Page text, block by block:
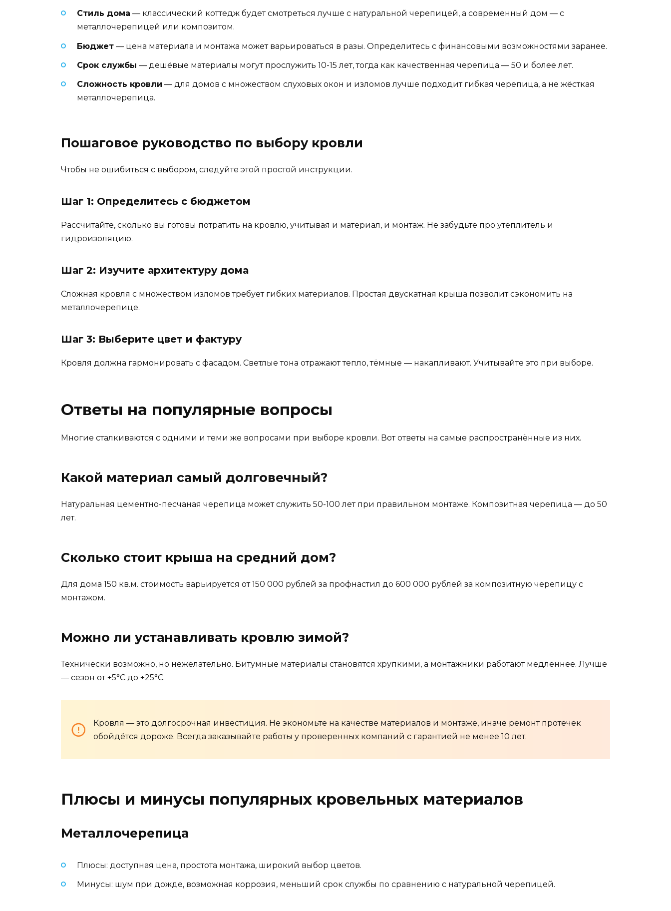
Стиль дома — классический коттедж будет смотреться лучше с натуральной черепицей, а современный дом — с
металлочерепицей или композитом.
Бюджет — цена материала и монтажа может варьироваться в разы. Определитесь с финансовыми возможностями заранее.
Срок службы — дешёвые материалы могут прослужить 10-15 лет, тогда как качественная черепица — 50 и более лет.
Сложность кровли — для домов с множеством слуховых окон и изломов лучше подходит гибкая черепица, а не жёсткая
металлочерепица.
Пошаговое руководство по выбору кровли
Чтобы не ошибиться с выбором, следуйте этой простой инструкции.
Шаг 1: Определитесь с бюджетом
Рассчитайте, сколько вы готовы потратить на кровлю, учитывая и материал, и монтаж. Не забудьте про утеплитель и
гидроизоляцию.
Шаг 2: Изучите архитектуру дома
Сложная кровля с множеством изломов требует гибких материалов. Простая двускатная крыша позволит сэкономить на
металлочерепице.
Шаг 3: Выберите цвет и фактуру
Кровля должна гармонировать с фасадом. Светлые тона отражают тепло, тёмные — накапливают. Учитывайте это при выборе.
Ответы на популярные вопросы
Многие сталкиваются с одними и теми же вопросами при выборе кровли. Вот ответы на самые распространённые из них.
Какой материал самый долговечный?
Натуральная цементно-песчаная черепица может служить 50-100 лет при правильном монтаже. Композитная черепица — до 50
лет.
Сколько стоит крыша на средний дом?
Для дома 150 кв.м. стоимость варьируется от 150 000 рублей за профнастил до 600 000 рублей за композитную черепицу с
монтажом.
Можно ли устанавливать кровлю зимой?
Технически возможно, но нежелательно. Битумные материалы становятся хрупкими, а монтажники работают медленнее. Лучше
— сезон от +5°C до +25°C.
Кровля — это долгосрочная инвестиция. Не экономьте на качестве материалов и монтаже, иначе ремонт протечек
обойдётся дороже. Всегда заказывайте работы у проверенных компаний с гарантией не менее 10 лет.
Плюсы и минусы популярных кровельных материалов
Металлочерепица
Плюсы: доступная цена, простота монтажа, широкий выбор цветов.
Минусы: шум при дожде, возможная коррозия, меньший срок службы по сравнению с натуральной черепицей.